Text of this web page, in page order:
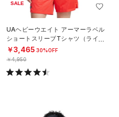
SALE
UAヘビーウエイト アーマーラベル
ショートスリーブTシャツ（ライフ
スタイル/MEN）
￥3,465 30%OFF
￥4,950